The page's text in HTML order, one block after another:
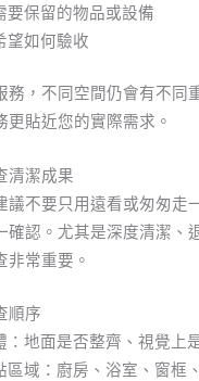
要保留的物品或設備
望如何驗收
務，不同空間仍會有不同
更貼近您的實際需求。
清潔成果
議不要只用遠看或匆匆走
確認。尤其是深度清潔、
非常重要。
順序
：地面是否整齊、視覺上
區域：廚房、浴室、窗框